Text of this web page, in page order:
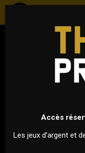
7
Accès
Les jeux d’argent et